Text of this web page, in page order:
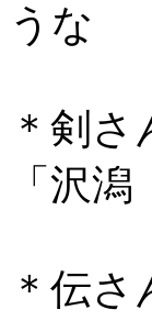
うな
＊剣
「沢
＊伝